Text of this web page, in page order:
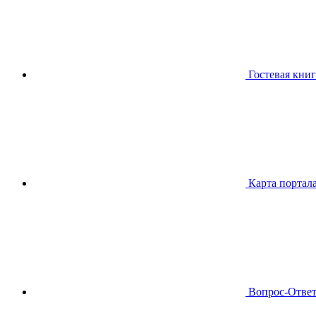
Гостевая
Карта
Вопрос-Ответ